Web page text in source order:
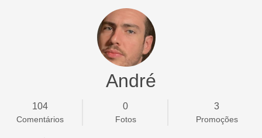
André
104
Comentários
0
Fotos
3
Promoções